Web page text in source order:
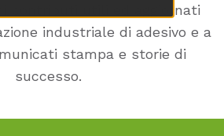
contributi utili ed aggiornati
industriale di adesivo e a
stampa e storie di
successo.